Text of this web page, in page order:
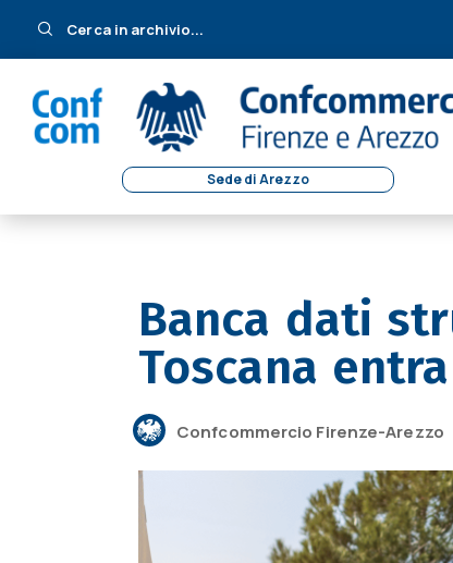
Cerca in archivio...
Sede di Arezzo
Banca dati
Toscana
Confcommercio Firenze-Arezzo